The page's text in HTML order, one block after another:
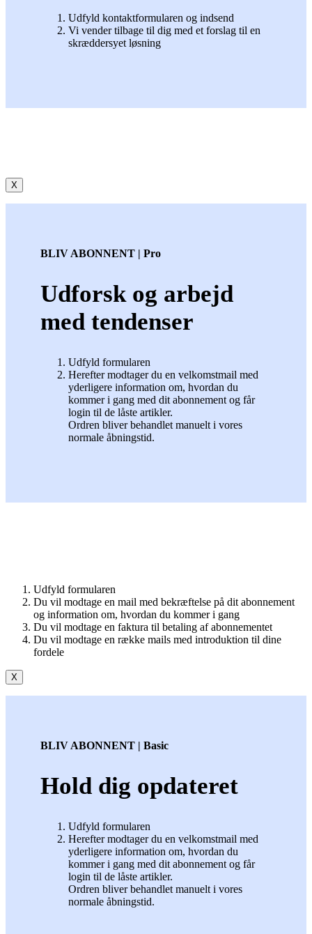
Udfyld kontaktformularen og indsend
Vi vender tilbage til dig med et forslag til en
skræddersyet løsning
X
BLIV ABONNENT | Pro
Udforsk og arbejd
med tendenser
Udfyld formularen
Herefter modtager du en velkomstmail med
yderligere information om, hvordan du
kommer i gang med dit abonnement og får
login til de låste artikler.
Ordren bliver behandlet manuelt i vores
normale åbningstid.
Udfyld formularen
Du vil modtage en mail med bekræftelse på dit abonnement
og information om, hvordan du kommer i gang
Du vil modtage en faktura til betaling af abonnementet
Du vil modtage en række mails med introduktion til dine
fordele
X
BLIV ABONNENT | Basic
Hold dig opdateret
Udfyld formularen
Herefter modtager du en velkomstmail med
yderligere information om, hvordan du
kommer i gang med dit abonnement og får
login til de låste artikler.
Ordren bliver behandlet manuelt i vores
normale åbningstid.